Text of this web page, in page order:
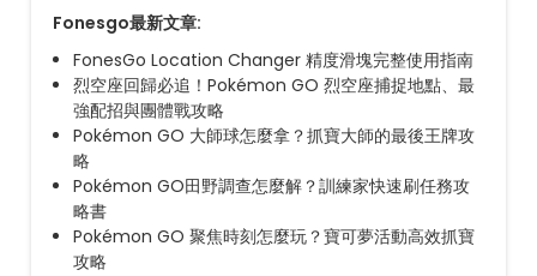
Fonesgo最新文章:
FonesGo Location Changer 精度滑塊完整使用指南
烈空座回歸必追！Pokémon GO 烈空座捕捉地點、最
強配招與團體戰攻略
Pokémon GO 大師球怎麼拿？抓寶大師的最後王牌攻
略
Pokémon GO田野調查怎麼解？訓練家快速刷任務攻
略書
Pokémon GO 聚焦時刻怎麼玩？寶可夢活動高效抓寶
攻略